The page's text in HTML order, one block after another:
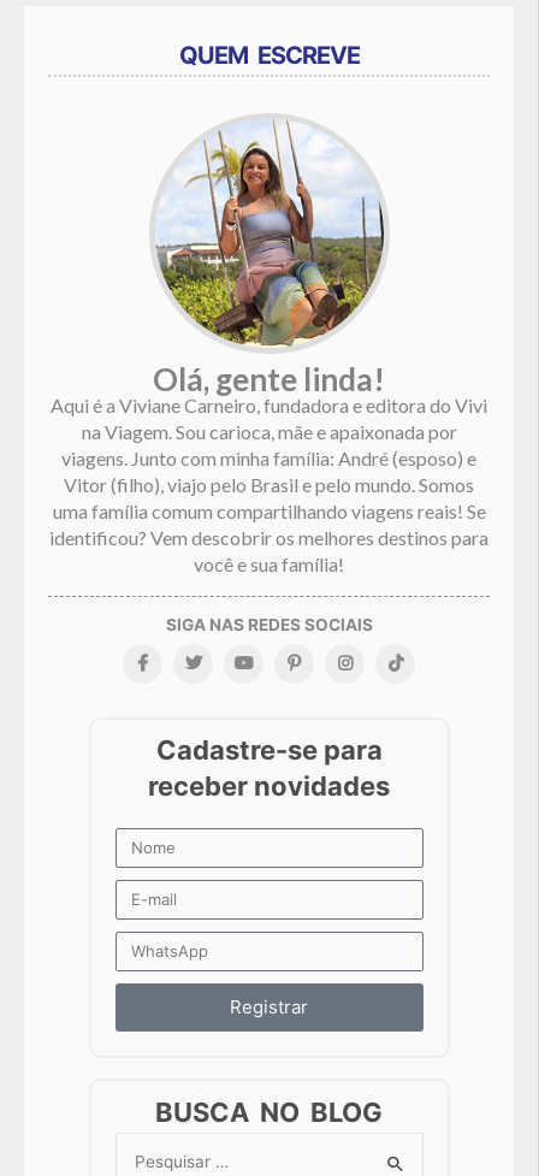
QUEM ESCREVE
Olá, gente linda!
Aqui é a Viviane Carneiro, fundadora e editora do Vivi
na Viagem. Sou carioca, mãe e apaixonada por
viagens. Junto com minha família: André (esposo) e
Vitor (filho), viajo pelo Brasil e pelo mundo. Somos
uma família comum compartilhando viagens reais! Se
identificou? Vem descobrir os melhores destinos para
você e sua família!
Registrar
BUSCA NO BLOG
Search